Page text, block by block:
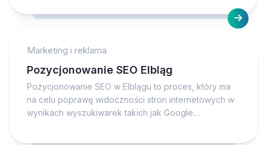
Marketing i reklama
Pozycjonowanie SEO Elbląg
Pozycjonowanie SEO w Elblągu to proces, który ma
na celu poprawę widoczności stron internetowych w
wynikach wyszukiwarek takich jak Google....